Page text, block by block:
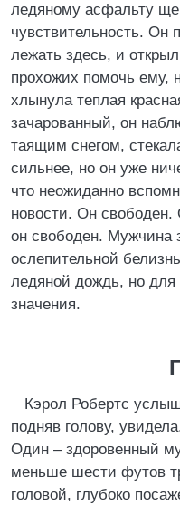
ледяному асфальту
чувствительность. Он
лежать здесь, и
прохожих помочь ему,
хлынула теплая
зачарованный, он
таящим снегом,
сильнее, но он уже
что неожиданно
новости. Он свободен.
он свободен. Мужчина
ослепительной
ледяной дождь, но для
значения.
Кэрол Робертс
подняв голову,
Один – здоровенный
меньше шести футов
головой, глубоко